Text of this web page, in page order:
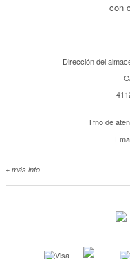
con
Dirección del
Tfno de
+ más info
Kimidori PRINT, nuestro servicio